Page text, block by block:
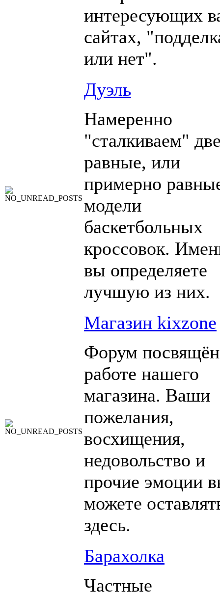
интересующих
сайтах,
или нет".
Дуэль
Намеренно
"сталкиваем"
равные, или
примерно
модели
баскетбольных
кроссовок.
вы определяете
лучшую из них.
Магазин kixzone
Форум посвящён
работе нашего
магазина. Ваши
пожелания,
восхищения,
недовольство и
прочие эмоции
можете
здесь.
Барахолка
Частные